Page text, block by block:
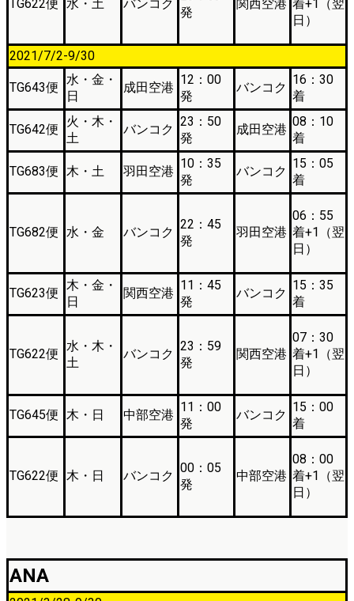
TG622便 水・土 バンコク
発
関西空港 着+1（翌
日）
2021/7/2-9/30
TG643便
水・金・
日
成田空港
12：00
発
バンコク
16：30
着
TG642便
火・木・
土
バンコク
23：50
発
成田空港
08：10
着
TG683便 木・土 羽田空港
10：35
発
バンコク
15：05
着
TG682便 水・金 バンコク
22：45
発
羽田空港
06：55
着+1（翌
日）
TG623便
木・金・
日
関西空港
11：45
発
バンコク
15：35
着
TG622便
水・木・
土
バンコク
23：59
発
関西空港
07：30
着+1（翌
日）
TG645便 木・日 中部空港
11：00
発
バンコク
15：00
着
TG622便 木・日 バンコク
00：05
発
中部空港
08：00
着+1（翌
日）
ANA